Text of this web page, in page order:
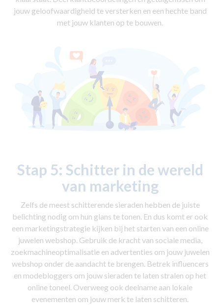
jouw geloofwaardigheid te versterken en een hechte band
met jouw klanten op te bouwen.
Stap 5: Schitter in de wereld
van marketing
Zelfs de meest schitterende sieraden hebben de juiste
belichting nodig om hun glans te tonen. En dus komt er ook
een marketingstrategie kijken bij het starten van een online
juwelen webshop. Gebruik de kracht van sociale media,
zoekmachineoptimalisatie en advertenties om jouw juwelen
webshop onder de aandacht te brengen. Betrek influencers
en modebloggers om jouw sieraden te laten stralen op het
online toneel. Overweeg ook deelname aan lokale
evenementen om jouw merk te laten schitteren.